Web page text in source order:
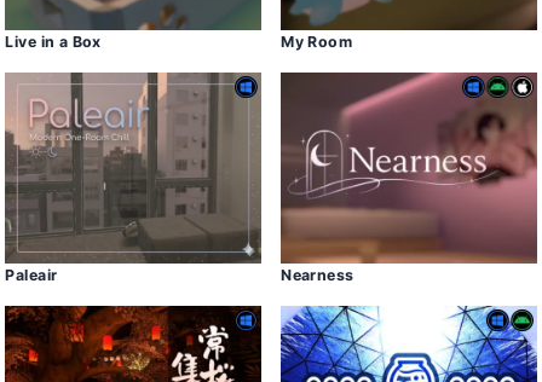
Live in a Box My Room
Paleair Nearness